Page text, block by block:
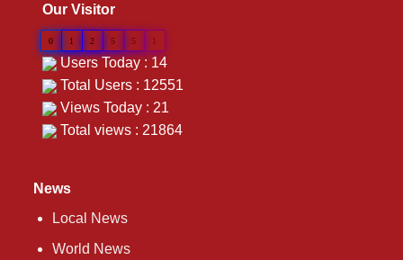
News
Local News
World News
Our Visitor
0 1 2 5 5 1
Users Today : 14
Total Users : 12551
Views Today : 21
Total views : 21864